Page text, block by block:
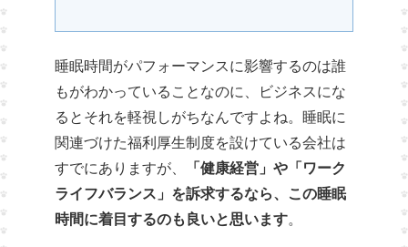
睡眠時間がパフォーマンスに影響するのは誰
もがわかっていることなのに、ビジネスにな
るとそれを軽視しがちなんですよね。睡眠に
関連づけた福利厚生制度を設けている会社は
すでにありますが、
「健康経営」や「ワーク
ライフバランス」を訴求するなら、この睡眠
時間に着目するのも良いと思います。